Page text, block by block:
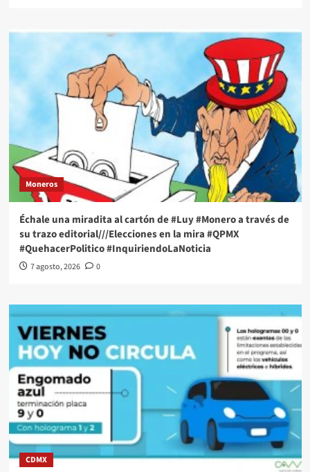
Moneros
Échale una miradita al cartón de #Luy #Monero a través de
su trazo editorial///Elecciones en la mira #QPMX
#QuehacerPolitico #InquiriendoLaNoticia
7 agosto, 2026 0
CDMX